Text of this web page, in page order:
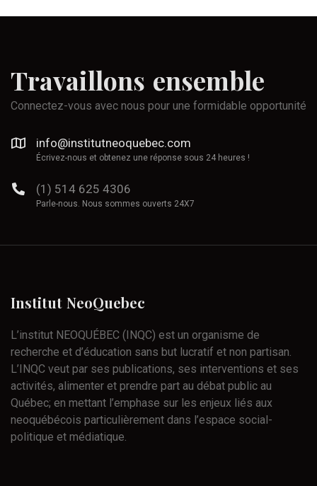
Travaillons ensemble
Connectez-vous avec nous pour une formidable opportunité
info@institutneoquebec.com
Écrivez-nous et obtenez une réponse sous 24 heures !
(1) 514 625 4306
Parle-nous. Nous sommes ouverts 24X7
Institut NeoQuebec
L’institut NEOQUÉBEC (INQC) est un organisme de
recherche et d’éducation sans but lucratif et non partisan.
L’INQC veut par ses publications, ses interventions et ses
activités, alimenter et prendre part au débat public au
Québec; en mettant l’emphase sur les enjeux liés aux
neoquébécois particulièrement dans l’espace social-
politique et médiatique.